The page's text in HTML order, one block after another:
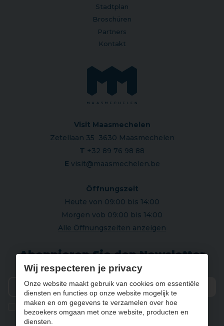
Stadtplan
Broschüren
Partners
Kontakt
Visit Maasmechelen
Zetellaan 35 3630 Maasmechelen
T +32 89 76 98 88
E visit@maasmechelen.be
Öffnungszeit
Heute von 09:00 bis 14:00
Morgen vob 09:00 bis 14:00
Alle Öffnungszeiten anzeigen
Abonnieren Sie den Newsletter
Ik geef de toestemming om mijn gegevens te bewaren en
verwerken zoals aangegeven in onzeprivacy statement
Wij respecteren je privacy
Onze website maakt gebruik van cookies om essentiële
diensten en functies op onze website mogelijk te
maken en om gegevens te verzamelen over hoe
bezoekers omgaan met onze website, producten en
diensten.